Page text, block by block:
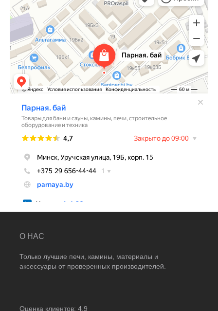
О НАС
Только лучшие печи, камины, материалы и
аксессуары от проверенных производителей.
Оценка клиентов: 4,9